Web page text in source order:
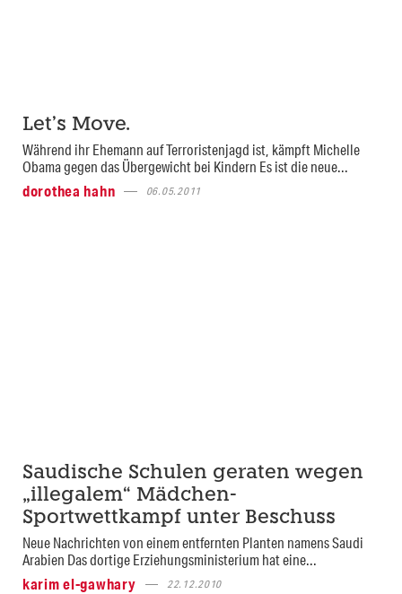
Let’s Move.
Während ihr Ehemann auf Terroristenjagd ist, kämpft Michelle
Obama gegen das Übergewicht bei Kindern Es ist die neue...
dorothea hahn
06.05.2011
Saudische Schulen geraten wegen
„illegalem“ Mädchen-
Sportwettkampf unter Beschuss
Neue Nachrichten von einem entfernten Planten namens Saudi
Arabien Das dortige Erziehungsministerium hat eine...
karim el-gawhary
22.12.2010